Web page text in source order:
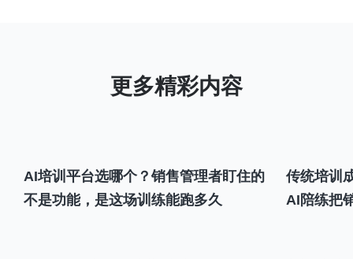
AI培训平台选哪个？销售管理者盯住的
不是功能，是这场训练能跑多久
传统培训
AI陪练把